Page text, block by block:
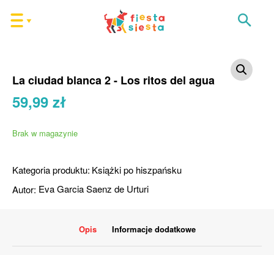
La ciudad blanca 2 - Los ritos del agua
59,99 zł
Brak w magazynie
Kategoria produktu: Książki po hiszpańsku
Autor: Eva Garcia Saenz de Urturi
Opis Informacje dodatkowe